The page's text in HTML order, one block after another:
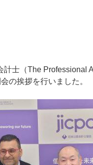
士（The Professional
の挨拶を行いました。